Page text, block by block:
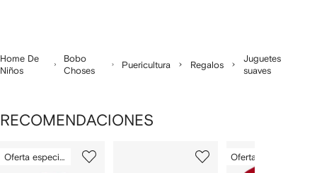
Home De
Niños
Bobo
Choses
Puericultura Regalos
Juguetes
suaves
RECOMENDACIONES
de
Oferta especial
de